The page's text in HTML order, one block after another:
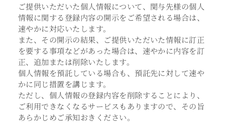
ご提供いただいた個人情報について、関与先様の個人
情報に関する登録内容の開示をご希望される場合は、
速やかに対応いたします。
また、その開示の結果、ご提供いただいた情報に訂正
を要する事項などがあった場合は、速やかに内容を訂
正、追加または削除いたします。
個人情報を預託している場合も、預託先に対して速や
かに同じ措置を講じます。
ただし、個人情報の登録内容を削除することにより、
ご利用できなくなるサービスもありますので、その旨
あらかじめご承知おきください。